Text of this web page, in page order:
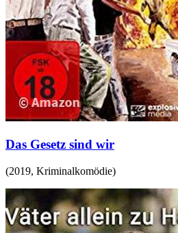
Das Gesetz sind wir
(2019, Kriminalkomödie)